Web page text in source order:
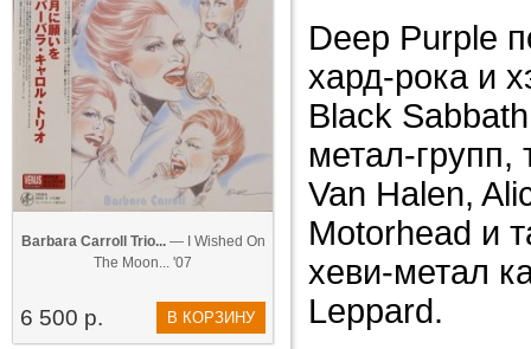
Barbara Carroll Trio...— I Wished On
The Moon... '07
6 500 р. В КОРЗИНУ
Deep Purple
хард-рока и
Black
метал-групп,
Van Halen,
Motorhead и
хеви-метал
Leppard.